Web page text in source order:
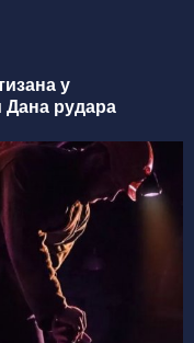
у
Дана рудара